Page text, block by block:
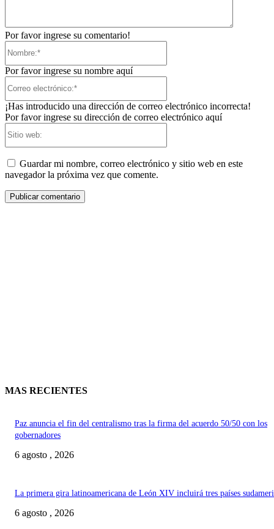
Por favor ingrese su comentario!
Por favor ingrese su nombre aquí
¡Has introducido una dirección de correo electrónico incorrecta!
Por favor ingrese su dirección de correo electrónico aquí
Guardar mi nombre, correo electrónico y sitio web en este
navegador la próxima vez que comente.
MAS RECIENTES
Paz anuncia el fin del centralismo tras la firma del acuerdo 50/50 con los
gobernadores
6 agosto , 2026
La primera gira latinoamericana de León XIV incluirá tres países
6 agosto , 2026